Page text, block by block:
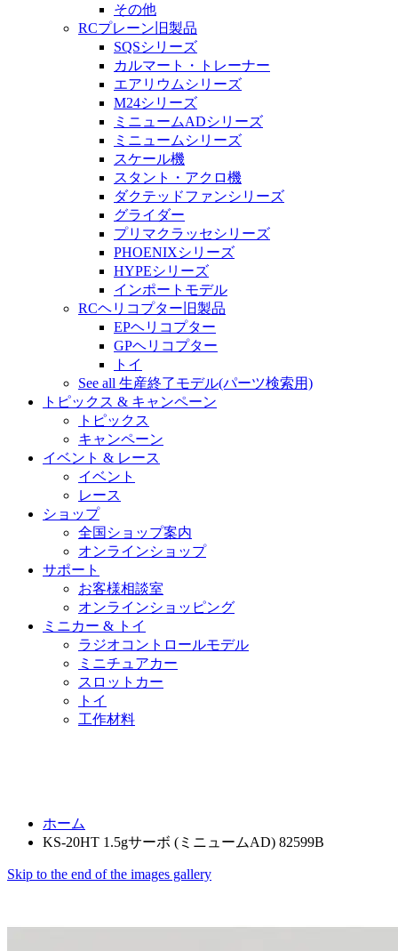
その他
RCプレーン旧製品
SQSシリーズ
カルマート・トレーナー
エアリウムシリーズ
M24シリーズ
ミニュームADシリーズ
ミニュームシリーズ
スケール機
スタント・アクロ機
ダクテッドファンシリーズ
グライダー
プリマクラッセシリーズ
PHOENIXシリーズ
HYPEシリーズ
インポートモデル
RCヘリコプター旧製品
EPヘリコプター
GPヘリコプター
トイ
See all 生産終了モデル(パーツ検索用)
トピックス & キャンペーン
トピックス
キャンペーン
イベント & レース
イベント
レース
ショップ
全国ショップ案内
オンラインショップ
サポート
お客様相談室
オンラインショッピング
ミニカー & トイ
ラジオコントロールモデル
ミニチュアカー
スロットカー
トイ
工作材料
ホーム
KS-20HT 1.5gサーボ (ミニュームAD) 82599B
Skip to the end of the images gallery